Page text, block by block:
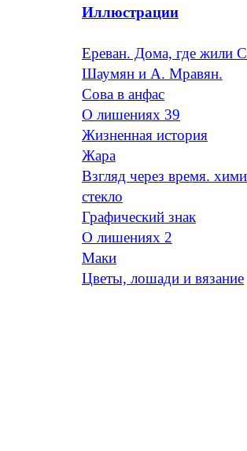
Иллюстрации
Ереван. Дома, где жили
Шаумян и А. Мравян.
Сова в анфас
О лишениях 39
Жизненная история
Жара
Взгляд через время.
стекло
Графический знак
O лишениях 2
Маки
Цветы, лошади и вязание